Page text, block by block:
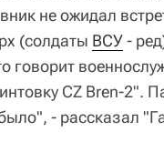
не ожидал
(солдаты ВСУ-
говорит
CZ Bren-2".
- рассказал